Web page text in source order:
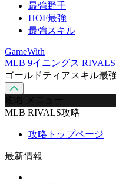
最強野手
HOF最強
最強スキル
GameWith
MLB 9イニングス
ゴールドティアスキル最
攻略 メニュー
MLB RIVALS攻略
攻略トップページ
最新情報